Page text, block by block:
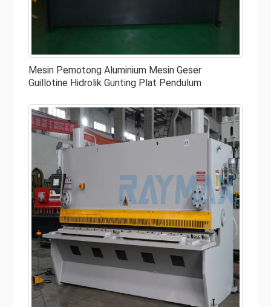
Istilah geser berarti menerapkan alat bertekanan tinggi
pada batang logam sekali untuk menghilangkan bagian
industri dengan cakram putar dan bilah yang digunakan
untuk memotong lembaran besi keras dan batangan
logam yang digunakan untuk memotong lembaran logam.
Dalam hal geser logam, RAYMAX, 10 produsen mesin
geser hidrolik teratas, menawarkan pilihan mesin geser
logam produksi tinggi berkualitas tinggi untuk dijual yang
unggul dalam persaingan. Mesin Geser Hidraulik kami
menggabungkan teknologi terbaru dengan kinerja tinggi,
perangkat pengoperasian yang sederhana dan dirancang
untuk berfungsi dengan lancar untuk waktu yang lama.
Bagian Utama Mesin Geser Hidrolik yang
Perlu Dipertimbangkan sebelum Anda
Membeli
Mesin Pemotong Aluminium Mesin Geser
Guillotine Hidrolik Gunting Plat Pendulum